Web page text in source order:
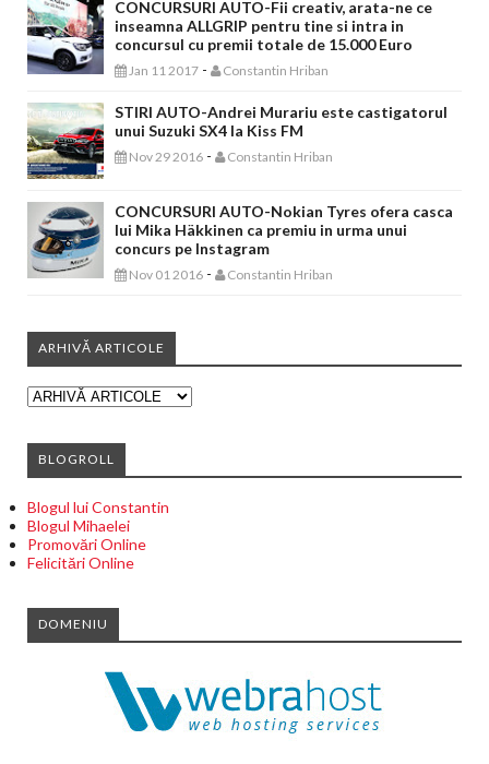
CONCURSURI AUTO-Fii creativ, arata-ne ce
inseamna ALLGRIP pentru tine si intra in
concursul cu premii totale de 15.000 Euro
Jan 11 2017 - Constantin Hriban
STIRI AUTO-Andrei Murariu este castigatorul
unui Suzuki SX4 la Kiss FM
Nov 29 2016 - Constantin Hriban
CONCURSURI AUTO-Nokian Tyres ofera casca
lui Mika Häkkinen ca premiu in urma unui
concurs pe Instagram
Nov 01 2016 - Constantin Hriban
ARHIVĂ ARTICOLE
BLOGROLL
Blogul lui Constantin
Blogul Mihaelei
Promovări Online
Felicitări Online
DOMENIU